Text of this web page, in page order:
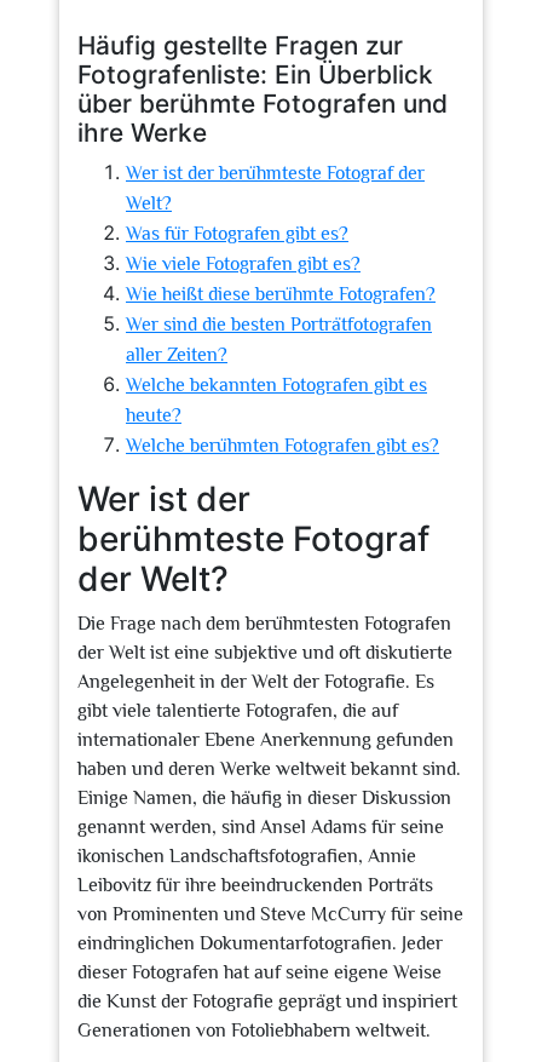
Häufig gestellte Fragen zur
Fotografenliste: Ein Überblick
über berühmte Fotografen und
ihre Werke
Wer ist der berühmteste Fotograf der
Welt?
Was für Fotografen gibt es?
Wie viele Fotografen gibt es?
Wie heißt diese berühmte Fotografen?
Wer sind die besten Porträtfotografen
aller Zeiten?
Welche bekannten Fotografen gibt es
heute?
Welche berühmten Fotografen gibt es?
Wer ist der
berühmteste Fotograf
der Welt?
Die Frage nach dem berühmtesten Fotografen
der Welt ist eine subjektive und oft diskutierte
Angelegenheit in der Welt der Fotografie. Es
gibt viele talentierte Fotografen, die auf
internationaler Ebene Anerkennung gefunden
haben und deren Werke weltweit bekannt sind.
Einige Namen, die häufig in dieser Diskussion
genannt werden, sind Ansel Adams für seine
ikonischen Landschaftsfotografien, Annie
Leibovitz für ihre beeindruckenden Porträts
von Prominenten und Steve McCurry für seine
eindringlichen Dokumentarfotografien. Jeder
dieser Fotografen hat auf seine eigene Weise
die Kunst der Fotografie geprägt und inspiriert
Generationen von Fotoliebhabern weltweit.